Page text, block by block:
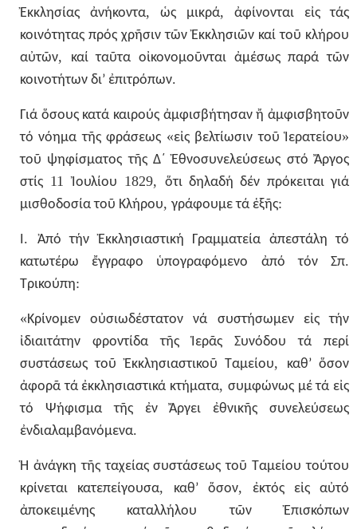
Ἐκκλησίας
ἀνήκοντα, ὡς μικρά, ἀφίνονται εἰς
τάς
κοινότητας πρός χρῆσιν τῶν Ἐκκλησιῶν καί τοῦ κλήρου
αὐτῶν, καί ταῦτα οἰκονομοῦνται ἀμέσως παρά τῶν
κοινοτήτων δι’ ἐπιτρόπων.
Γιά ὅσους κατά καιρούς ἀμφισβήτησαν ἤ ἀμφισβητοῦν
τό νόημα τῆς φράσεως«εἰς βελτίωσιν τοῦ Ἱερατείου»
τοῦ ψηφίσματος τῆς Δ΄ Ἐθνοσυνελεύσεως στό Ἄργος
στίς 11Ἰουλίου 1829, ὅτι δηλαδή δέν πρόκειται γιά
μισθοδοσία τοῦ Κλήρου, γράφουμε τά ἑξῆς:
Ι. Ἀπό τήν Ἐκκλησιαστική Γραμματεία ἀπεστάλη τό
κατωτέρω
ἔγγραφο ὑπογραφόμενο ἀπό τόν Σπ.
Τρικούπη:
«Κρίνομεν οὐσιωδέστατον νά συστήσωμεν εἰς
τήν
ἰδιαιτάτην
φροντίδα τῆς Ἱερᾶς Συνόδου τά
περί
συστάσεως τοῦ Ἐκκλησιαστικοῦ Ταμείου, καθ’ ὅσον
ἀφορᾶ τά ἐκκλησιαστικά κτήματα, συμφώνως μέ τά εἰς
τό
Ψήφισμα τῆς ἐν Ἄργει ἐθνικῆς
συνελεύσεως
ἐνδιαλαμβανόμενα.
Ἡ ἀνάγκη τῆς ταχείας συστάσεως τοῦ Ταμείου τούτου
κρίνεται
κατεπείγουσα, καθ’ ὅσον, ἐκτός εἰς
αὐτό
ἀποκειμένης
καταλλήλου τῶν
Ἐπισκόπων